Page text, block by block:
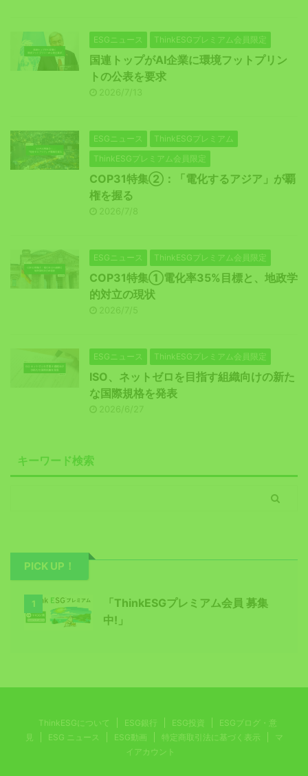
ESGニュース ThinkESGプレミアム会員限定
国連トップがAI企業に環境フットプリン
トの公表を要求
2026/7/13
ESGニュース
ThinkESGプレミアム
ThinkESGプレミアム会員限定
COP31特集②：「電化するアジア」が覇
権を握る
2026/7/8
ESGニュース ThinkESGプレミアム会員限定
COP31特集①電化率35%目標と、地政学
的対立の現状
2026/7/5
ESGニュース ThinkESGプレミアム会員限定
ISO、ネットゼロを目指す組織向けの新た
な国際規格を発表
2026/6/27
キーワード検索
PICK UP！
1
「ThinkESGプレミアム会員 募集
中!」
ThinkESGについて ESG銀行 ESG投資
ESGブログ・意
見
ESG ニュース ESG動画 特定商取引法に基づく表示
マ
イアカウント